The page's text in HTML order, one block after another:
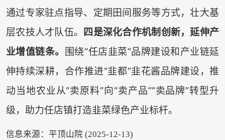
通过专家驻点指导、定期田间服务等方式，壮大基
层农技人才队伍。
四是深化合作机制创新，延伸产
业增值链条。
围绕“任店韭菜”品牌建设和产业链延
伸持续深耕，合作推进“韭都”韭花酱品牌建设，推
动当地农业从“卖原料”向“卖产品”“卖品牌”转型升
级，助力任店镇打造韭菜绿色产业标杆。
信息来源：平顶山院 (2025-12-13)